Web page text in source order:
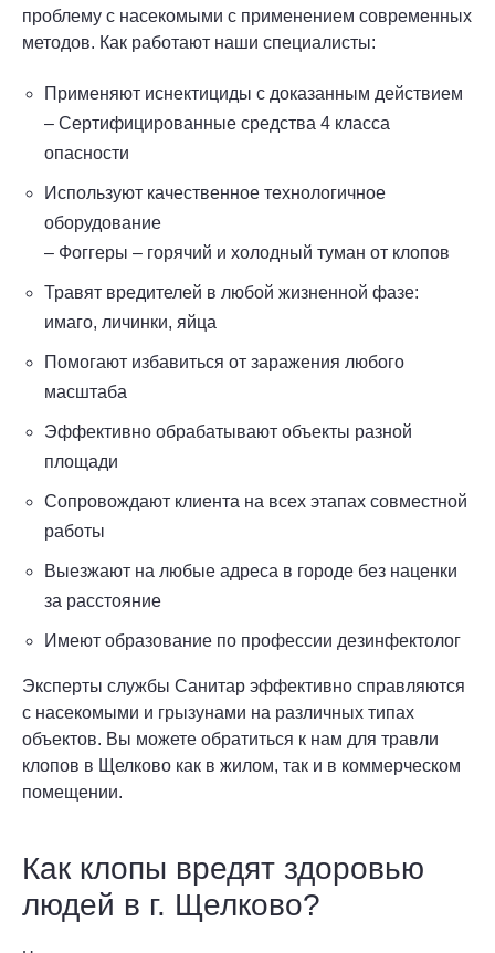
проблему с насекомыми с применением современных
методов. Как работают наши специалисты:
Применяют иснектициды с доказанным действием
– Сертифицированные средства 4 класса
опасности
Используют качественное технологичное
оборудование
– Фоггеры – горячий и холодный туман от клопов
Травят вредителей в любой жизненной фазе:
имаго, личинки, яйца
Помогают избавиться от заражения любого
масштаба
Эффективно обрабатывают объекты разной
площади
Сопровождают клиента на всех этапах совместной
работы
Выезжают на любые адреса в городе без наценки
за расстояние
Имеют образование по профессии дезинфектолог
Эксперты службы Санитар эффективно справляются
с насекомыми и грызунами на различных типах
объектов. Вы можете обратиться к нам для травли
клопов в Щелково как в жилом, так и в коммерческом
помещении.
Как клопы вредят здоровью
людей в г. Щелково?